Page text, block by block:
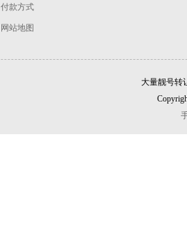
付款方式
网站地图
大量靓号转